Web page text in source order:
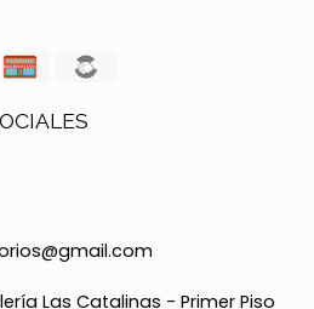
Las Catalinas - Primer Piso